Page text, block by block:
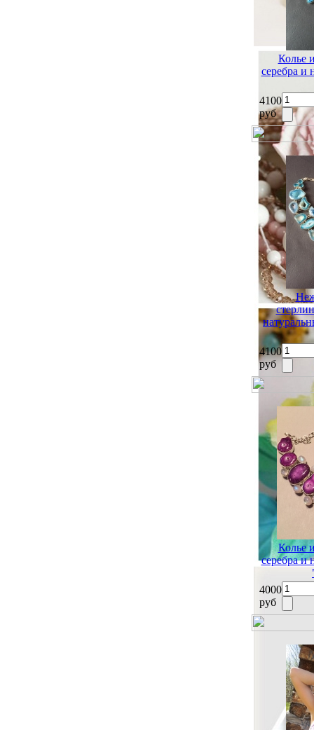
Колье
серебра и
4100
руб
4100
руб
Колье
серебра и
4000
руб